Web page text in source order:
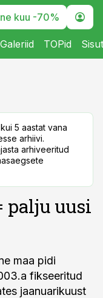
kuu -70%
Galeriid TOPid
5 aastat vana
arhiivi.
arhiveeritud
palju uusi
maa pidi
fikseeritud
jaanuarikuust